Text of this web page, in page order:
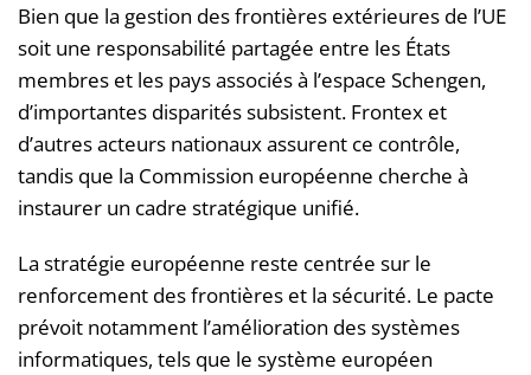
Bien que la gestion des frontières extérieures de l’UE
soit une responsabilité partagée entre les États
membres et les pays associés à l’espace Schengen,
d’importantes disparités subsistent. Frontex et
d’autres acteurs nationaux assurent ce contrôle,
tandis que la Commission européenne cherche à
instaurer un cadre stratégique unifié.
La stratégie européenne reste centrée sur le
renforcement des frontières et la sécurité. Le pacte
prévoit notamment l’amélioration des systèmes
informatiques, tels que le système européen